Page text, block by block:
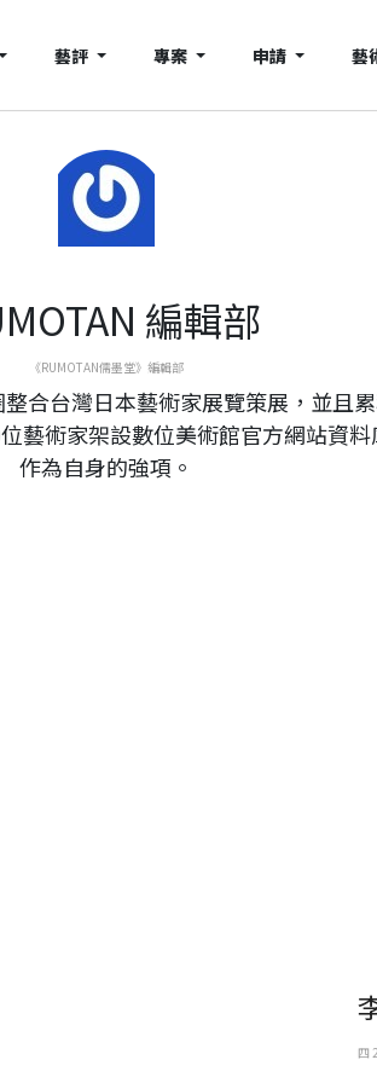
藝評 專案 申請 藝
編輯部
《RUMOTAN儒墨堂》編輯部
整合台灣日本藝術家展覽策展，並且
藝術家架設數位美術館官方網站資
作為自身的強項。
四